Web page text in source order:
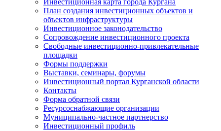
Инвестиционная карта города Кургана
План создания инвестиционных объектов и
объектов инфраструктуры
Инвестиционное законодательство
Сопровождение инвестиционного проекта
Свободные инвестиционно-привлекательные
площадки
Формы поддержки
Выставки, семинары, форумы
Инвестиционный портал Курганской области
Контакты
Форма обратной связи
Ресурсоснабжающие организации
Муниципально-частное партнерство
Инвестиционный профиль